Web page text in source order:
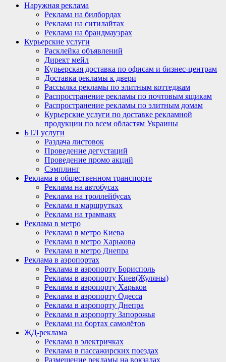
Наружная реклама
Реклама на билбордах
Реклама на ситилайтах
Реклама на брандмауэрах
Курьерские услуги
Расклейка объявлений
Директ мейл
Курьерская доставка по офисам и бизнес-центрам
Доставка рекламы к двери
Рассылка рекламы по элитным коттеджам
Распространение рекламы по почтовым ящикам
Распространение рекламы по элитным домам
Курьерские услуги по доставке рекламной
продукции по всем областям Украины
БТЛ услуги
Раздача листовок
Проведение дегустаций
Проведение промо акций
Сэмплинг
Реклама в общественном транспорте
Реклама на автобусах
Реклама на троллейбусах
Реклама в маршрутках
Реклама на трамваях
Реклама в метро
Реклама в метро Киева
Реклама в метро Харькова
Реклама в метро Днепра
Реклама в аэропортах
Реклама в аэропорту Борисполь
Реклама в аэропорту Киев(Жуляны)
Реклама в аэропорту Харьков
Реклама в аэропорту Одесса
Реклама в аэропорту Днепра
Реклама в аэропорту Запорожья
Реклама на бортах самолётов
ЖД-реклама
Реклама в электричках
Реклама в пассажирских поездах
Размещение рекламы на вокзалах